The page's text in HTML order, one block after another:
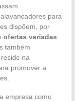
para
dispõem, por
ofertas variadas:
também
na
promover a
empresa como